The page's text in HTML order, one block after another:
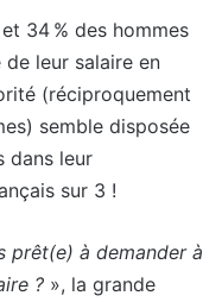
34 % des hommes
de leur salaire en
(réciproquement
semble disposée
dans leur
sur 3 !
prêt(e) à demander à
? », la grande